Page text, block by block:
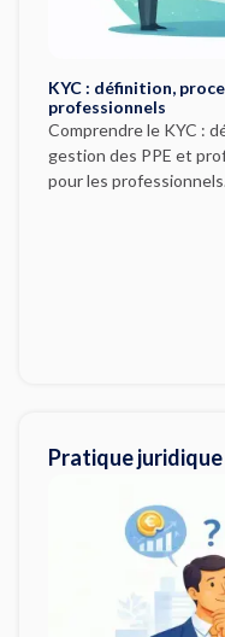
KYC : définition,
professionnels
Comprendre le KYC :
gestion des PPE et
pour les
Pratique juridique